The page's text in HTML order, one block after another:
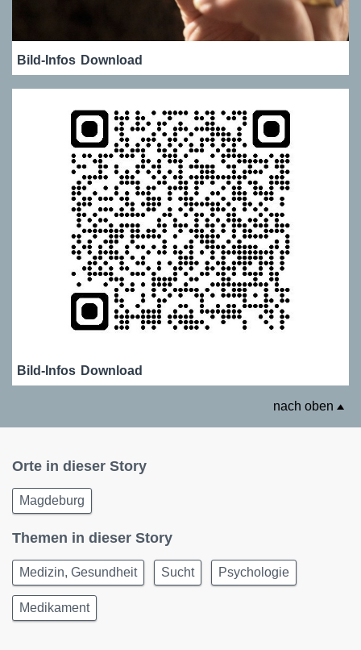
Bild-Infos Download
Bild-Infos Download
nach oben
Orte in dieser Story
Magdeburg
Themen in dieser Story
Medizin, Gesundheit Sucht Psychologie
Medikament